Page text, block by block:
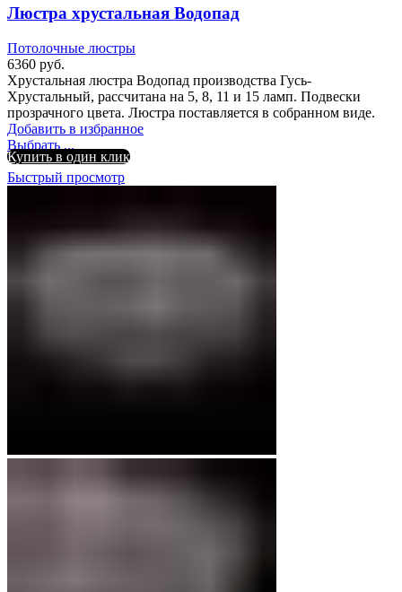
Люстра хрустальная Водопад
Потолочные люстры
6360 руб.
Хрустальная люстра Водопад производства Гусь-
Хрустальный, рассчитана на 5, 8, 11 и 15 ламп. Подвески
прозрачного цвета. Люстра поставляется в собранном виде.
Добавить в избранное
Выбрать ...
Купить в один клик
Быстрый просмотр